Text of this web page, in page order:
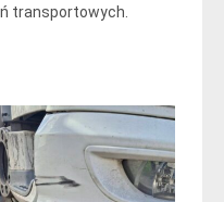
transportowych.